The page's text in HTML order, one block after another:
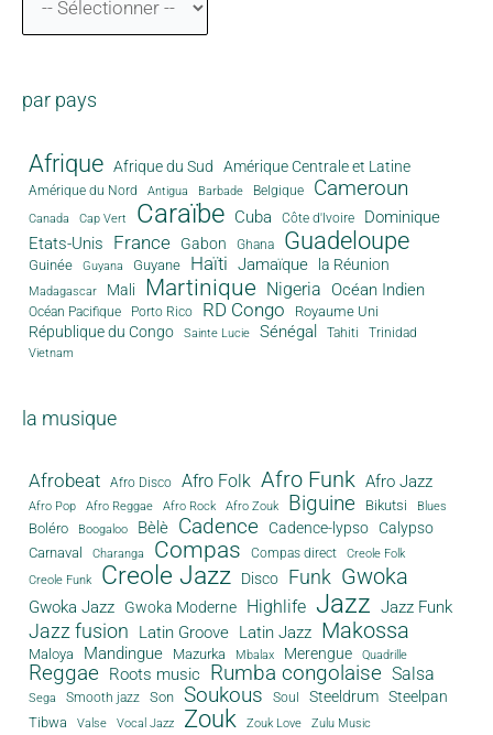
par pays
Afrique Afrique du Sud Amérique Centrale et Latine
Amérique du Nord Antigua Barbade Belgique Cameroun
Canada Cap Vert Caraïbe Cuba Côte d'Ivoire
Dominique
Etats-Unis
France Gabon Ghana Guadeloupe
Guinée Guyana Guyane Haïti Jamaïque la Réunion
Madagascar Mali Martinique Nigeria Océan Indien
Océan Pacifique Porto Rico RD Congo Royaume Uni
République du Congo Sainte Lucie Sénégal Tahiti Trinidad
Vietnam
la musique
Afrobeat Afro Disco Afro Folk Afro Funk Afro Jazz
Afro Pop Afro Reggae Afro Rock Afro Zouk Biguine Bikutsi Blues
Boléro Boogaloo Bèlè Cadence Cadence-lypso Calypso
Carnaval Charanga Compas Compas direct
Creole Folk
Creole Funk
Creole Jazz Disco Funk Gwoka
Gwoka Jazz Gwoka Moderne Highlife Jazz Jazz Funk
Jazz fusion Latin Groove Latin Jazz Makossa
Maloya Mandingue Mazurka Mbalax Merengue Quadrille
Reggae Roots music Rumba congolaise Salsa
Sega Smooth jazz Son Soukous Soul Steeldrum Steelpan
Tibwa Valse Vocal Jazz Zouk Zouk Love Zulu Music